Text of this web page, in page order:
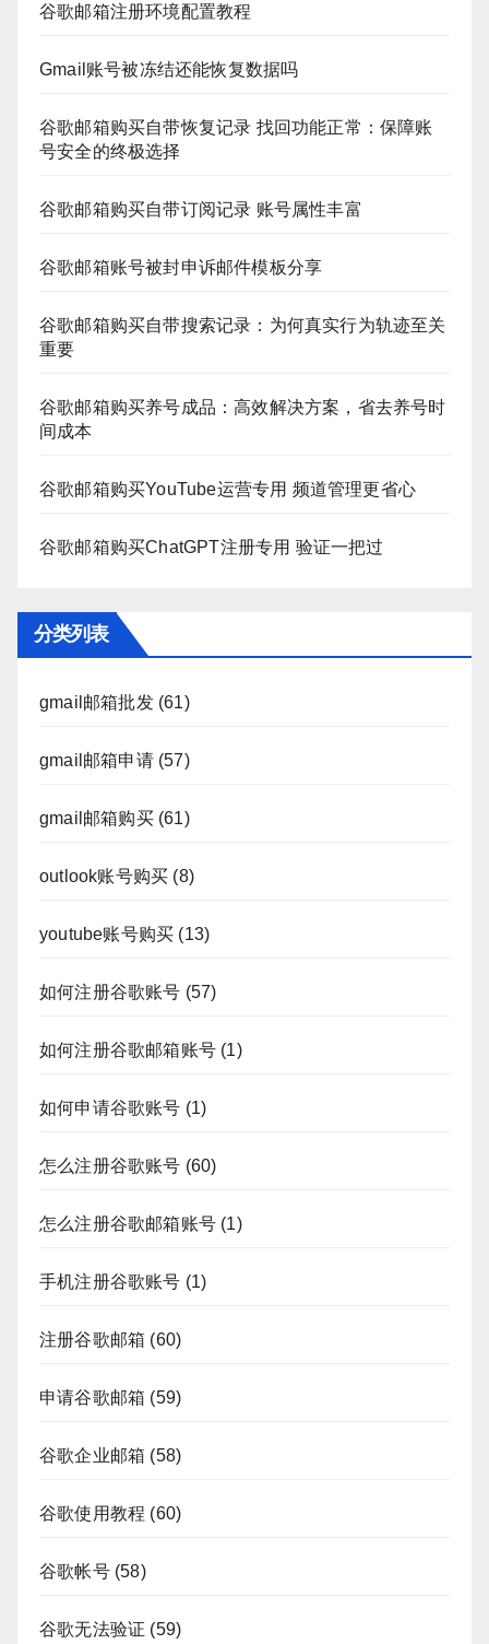
谷歌邮箱注册环境配置教程
Gmail账号被冻结还能恢复数据吗
谷歌邮箱购买自带恢复记录 找回功能正常：保障账
号安全的终极选择
谷歌邮箱购买自带订阅记录 账号属性丰富
谷歌邮箱账号被封申诉邮件模板分享
谷歌邮箱购买自带搜索记录：为何真实行为轨迹至关
重要
谷歌邮箱购买养号成品：高效解决方案，省去养号时
间成本
谷歌邮箱购买YouTube运营专用 频道管理更省心
谷歌邮箱购买ChatGPT注册专用 验证一把过
分类列表
gmail邮箱批发(61)
gmail邮箱申请(57)
gmail邮箱购买(61)
outlook账号购买 (8)
youtube账号购买 (13)
如何注册谷歌账号 (57)
如何注册谷歌邮箱账号 (1)
如何申请谷歌账号 (1)
怎么注册谷歌账号 (60)
怎么注册谷歌邮箱账号 (1)
手机注册谷歌账号 (1)
注册谷歌邮箱 (60)
申请谷歌邮箱 (59)
谷歌企业邮箱 (58)
谷歌使用教程 (60)
谷歌帐号(58)
谷歌无法验证 (59)